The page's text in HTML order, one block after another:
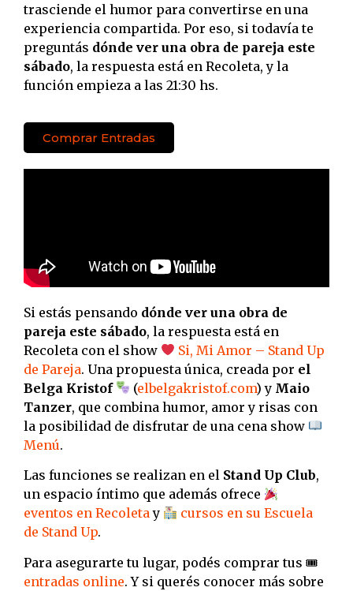
trasciende el humor para convertirse en una
experiencia compartida. Por eso, si todavía te
preguntás dónde ver una obra de pareja este
sábado, la respuesta está en Recoleta, y la
función empieza a las 21:30 hs.
Comprar Entradas
Si estás pensando dónde ver una obra de
pareja este sábado, la respuesta está en
Recoleta con el show
Si, Mi Amor – Stand Up
de Pareja. Una propuesta única, creada por el
Belga Kristof
(elbelgakristof.com) y Maio
Tanzer, que combina humor, amor y risas con
la posibilidad de disfrutar de una cena show
Menú.
Las funciones se realizan en el Stand Up Club,
un espacio íntimo que además ofrece
eventos en Recoletay
cursos en su Escuela
de Stand Up.
Para asegurarte tu lugar, podés comprar tus 🎟
entradas online. Y si querés conocer más sobre